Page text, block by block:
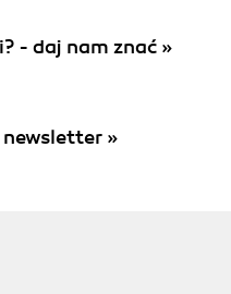
- daj nam znać »
»